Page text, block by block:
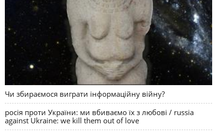
Чи збираємося виграти інформаційну війну?
росія проти України: ми вбиваємо їх з любові / russia
against Ukraine: we kill them out of love